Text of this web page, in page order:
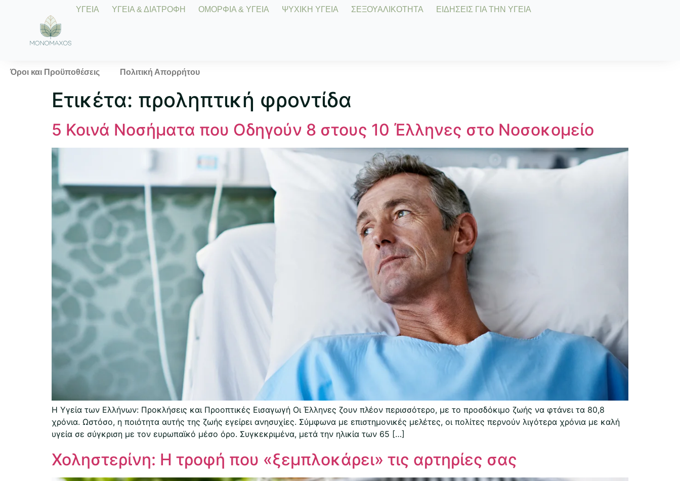
ΥΓΕΙΑ ΥΓΕΙΑ & ΔΙΑΤΡΟΦΗ ΟΜΟΡΦΙΑ & ΥΓΕΙΑ ΨΥΧΙΚΗ ΥΓΕΙΑ ΣΕΞΟΥΑΛΙΚΟΤΗΤΑ ΕΙΔΗΣΕΙΣ ΓΙΑ ΤΗΝ ΥΓΕΙΑ
Όροι και Προϋποθέσεις Πολιτική Απορρήτου
Ετικέτα: προληπτική φροντίδα
5 Κοινά Νοσήματα που Οδηγούν 8 στους 10 Έλληνες στο Νοσοκομείο
Η Υγεία των Ελλήνων: Προκλήσεις και Προοπτικές Εισαγωγή Οι Έλληνες ζουν πλέον περισσότερο, με το προσδόκιμο ζωής να φτάνει τα 80,8
χρόνια. Ωστόσο, η ποιότητα αυτής της ζωής εγείρει ανησυχίες. Σύμφωνα με επιστημονικές μελέτες, οι πολίτες περνούν λιγότερα χρόνια με καλή
υγεία σε σύγκριση με τον ευρωπαϊκό μέσο όρο. Συγκεκριμένα, μετά την ηλικία των 65 […]
Χοληστερίνη: Η τροφή που «ξεμπλοκάρει» τις αρτηρίες σας